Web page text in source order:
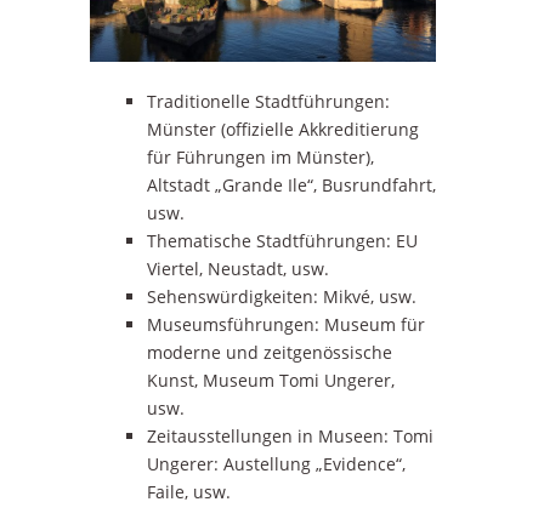
Traditionelle Stadtführungen:
Münster (offizielle Akkreditierung
für Führungen im Münster),
Altstadt „Grande Ile“, Busrundfahrt,
usw.
Thematische Stadtführungen: EU
Viertel, Neustadt, usw.
Sehenswürdigkeiten: Mikvé, usw.
Museumsführungen: Museum für
moderne und zeitgenössische
Kunst, Museum Tomi Ungerer,
usw.
Zeitausstellungen in Museen: Tomi
Ungerer: Austellung „Evidence“,
Faile, usw.